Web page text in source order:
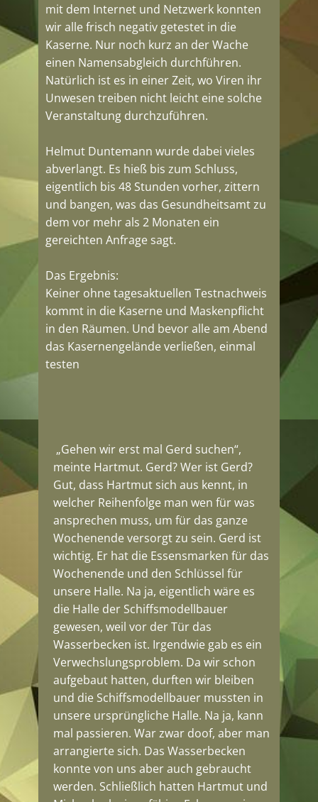
mit dem Internet und Netzwerk konnten
wir alle frisch negativ getestet in die
Kaserne. Nur noch kurz an der Wache
einen Namensabgleich durchführen.
Natürlich ist es in einer Zeit, wo Viren ihr
Unwesen treiben nicht leicht eine solche
Veranstaltung durchzuführen.
Helmut Duntemann wurde dabei vieles
abverlangt. Es hieß bis zum Schluss,
eigentlich bis 48 Stunden vorher, zittern
und bangen, was das Gesundheitsamt zu
dem vor mehr als 2 Monaten ein
gereichten Anfrage sagt.
Das Ergebnis:
Keiner ohne tagesaktuellen Testnachweis
kommt in die Kaserne und Maskenpflicht
in den Räumen. Und bevor alle am Abend
das Kasernengelände verließen, einmal
testen
„Gehen wir erst mal Gerd suchen“,
meinte Hartmut. Gerd? Wer ist Gerd?
Gut, dass Hartmut sich aus kennt, in
welcher Reihenfolge man wen für was
ansprechen muss, um für das ganze
Wochenende versorgt zu sein. Gerd ist
wichtig. Er hat die Essensmarken für das
Wochenende und den Schlüssel für
unsere Halle. Na ja, eigentlich wäre es
die Halle der Schiffsmodellbauer
gewesen, weil vor der Tür das
Wasserbecken ist. Irgendwie gab es ein
Verwechslungsproblem. Da wir schon
aufgebaut hatten, durften wir bleiben
und die Schiffsmodellbauer mussten in
unsere ursprüngliche Halle. Na ja, kann
mal passieren. War zwar doof, aber man
arrangierte sich. Das Wasserbecken
konnte von uns aber auch gebraucht
werden. Schließlich hatten Hartmut und